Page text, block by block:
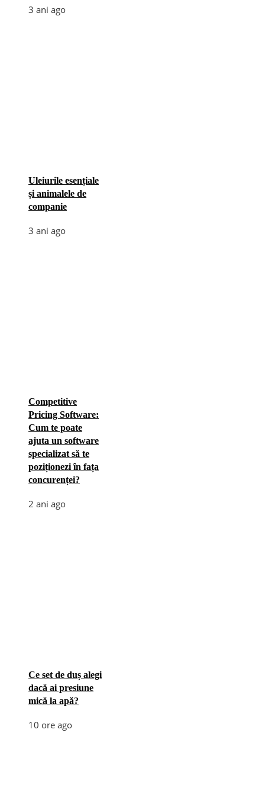
3 ani ago
Uleiurile esențiale
și animalele de
companie
3 ani ago
Competitive
Pricing Software:
Cum te poate
ajuta un software
specializat să te
poziționezi în fața
concurenței?
2 ani ago
Ce set de duș alegi
dacă ai presiune
mică la apă?
10 ore ago